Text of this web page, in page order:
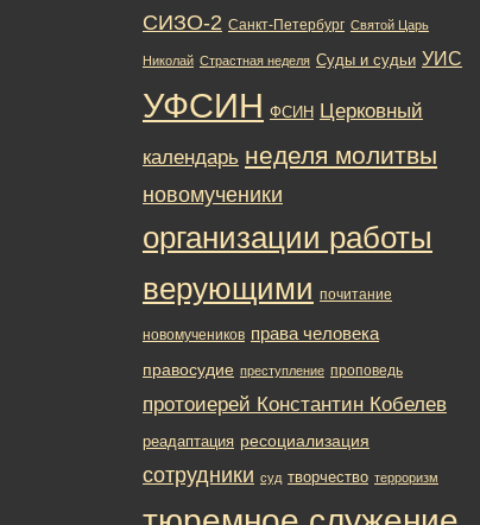
СИЗО-2 Санкт-Петербург Святой Царь
Николай Страстная неделя Суды и судьи УИС
УФСИН ФСИН Церковный
календарь неделя молитвы
новомученики
организации работы
верующими почитание
новомучеников права человека
правосудие преступление проповедь
протоиерей Константин Кобелев
реадаптация ресоциализация
сотрудники суд творчество терроризм